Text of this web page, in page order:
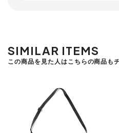
SIMILAR ITEMS
この商品を見た人はこちらの商品も